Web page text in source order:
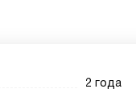
2 года